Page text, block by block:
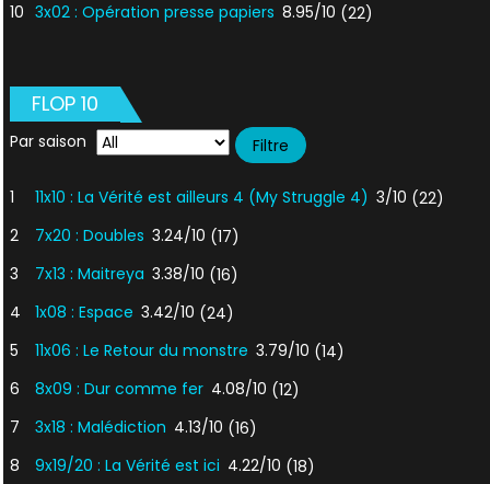
10 3x02 : Opération presse papiers 8.95/10 (22)
FLOP 10
Par saison
1 11x10 : La Vérité est ailleurs 4 (My Struggle 4) 3/10 (22)
2
7x20 : Doubles 3.24/10 (17)
3
7x13 : Maitreya 3.38/10 (16)
4
1x08 : Espace 3.42/10 (24)
5
11x06 : Le Retour du monstre 3.79/10 (14)
6
8x09 : Dur comme fer 4.08/10 (12)
7
3x18 : Malédiction 4.13/10 (16)
8
9x19/20 : La Vérité est ici 4.22/10 (18)